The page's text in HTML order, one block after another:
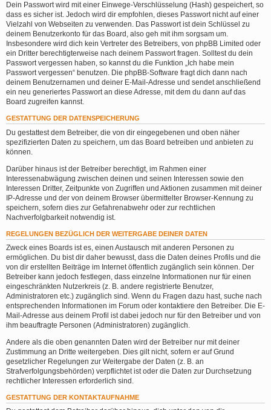
Dein Passwort wird mit einer Einwege-Verschlüsselung (Hash) gespeichert, so
dass es sicher ist. Jedoch wird dir empfohlen, dieses Passwort nicht auf einer
Vielzahl von Webseiten zu verwenden. Das Passwort ist dein Schlüssel zu
deinem Benutzerkonto für das Board, also geh mit ihm sorgsam um.
Insbesondere wird dich kein Vertreter des Betreibers, von phpBB Limited oder
ein Dritter berechtigterweise nach deinem Passwort fragen. Solltest du dein
Passwort vergessen haben, so kannst du die Funktion „Ich habe mein
Passwort vergessen“ benutzen. Die phpBB-Software fragt dich dann nach
deinem Benutzernamen und deiner E-Mail-Adresse und sendet anschließend
ein neu generiertes Passwort an diese Adresse, mit dem du dann auf das
Board zugreifen kannst.
GESTATTUNG DER DATENSPEICHERUNG
Du gestattest dem Betreiber, die von dir eingegebenen und oben näher
spezifizierten Daten zu speichern, um das Board betreiben und anbieten zu
können.
Darüber hinaus ist der Betreiber berechtigt, im Rahmen einer
Interessenabwägung zwischen deinen und seinen Interessen sowie den
Interessen Dritter, Zeitpunkte von Zugriffen und Aktionen zusammen mit deiner
IP-Adresse und der von deinem Browser übermittelter Browser-Kennung zu
speichern, sofern dies zur Gefahrenabwehr oder zur rechtlichen
Nachverfolgbarkeit notwendig ist.
REGELUNGEN BEZÜGLICH DER WEITERGABE DEINER DATEN
Zweck eines Boards ist es, einen Austausch mit anderen Personen zu
ermöglichen. Du bist dir daher bewusst, dass die Daten deines Profils und die
von dir erstellten Beiträge im Internet öffentlich zugänglich sein können. Der
Betreiber kann jedoch festlegen, dass einzelne Informationen nur für einen
eingeschränkten Nutzerkreis (z. B. andere registrierte Benutzer,
Administratoren etc.) zugänglich sind. Wenn du Fragen dazu hast, suche nach
entsprechenden Informationen im Forum oder kontaktiere den Betreiber. Die E-
Mail-Adresse aus deinem Profil ist dabei jedoch nur für den Betreiber und von
ihm beauftragte Personen (Administratoren) zugänglich.
Andere als die oben genannten Daten wird der Betreiber nur mit deiner
Zustimmung an Dritte weitergeben. Dies gilt nicht, sofern er auf Grund
gesetzlicher Regelungen zur Weitergabe der Daten (z. B. an
Strafverfolgungsbehörden) verpflichtet ist oder die Daten zur Durchsetzung
rechtlicher Interessen erforderlich sind.
GESTATTUNG DER KONTAKTAUFNAHME